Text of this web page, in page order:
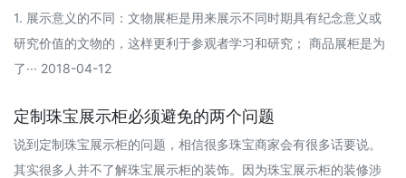
1. 展示意义的不同：文物展柜是用来展示不同时期具有纪念意义或
研究价值的文物的，这样更利于参观者学习和研究； 商品展柜是为
了··· 2018-04-12
定制珠宝展示柜必须避免的两个问题
说到定制珠宝展示柜的问题，相信很多珠宝商家会有很多话要说。
其实很多人并不了解珠宝展示柜的装饰。因为珠宝展示柜的装修涉